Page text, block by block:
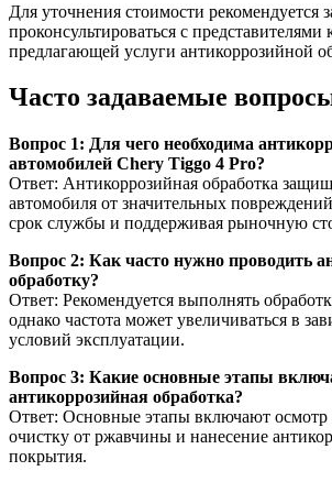
Для уточнения стоимости рекомендуется
проконсультироваться с представителями
предлагающей услуги антикоррозийной
Часто задаваемые
Вопрос 1: Для чего необходима
автомобилей Chery Tiggo 4 Pro?
Ответ: Антикоррозийная обработка
автомобиля от значительных
срок службы и поддерживая рыночную
Вопрос 2: Как часто нужно проводить
обработку?
Ответ: Рекомендуется выполнять
однако частота может увеличиваться в
условий эксплуатации.
Вопрос 3: Какие основные этапы
антикоррозийная обработка?
Ответ: Основные этапы включают осмотр
очистку от ржавчины и нанесение
покрытия.